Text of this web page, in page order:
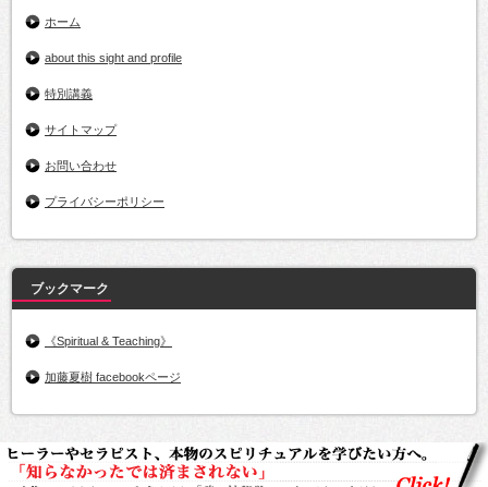
ホーム
about this sight and profile
特別講義
サイトマップ
お問い合わせ
プライバシーポリシー
ブックマーク
《Spiritual & Teaching》
加藤夏樹 facebookページ